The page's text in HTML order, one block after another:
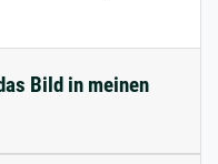
Bild in meinen